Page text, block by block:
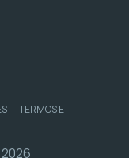
| TERMOS E